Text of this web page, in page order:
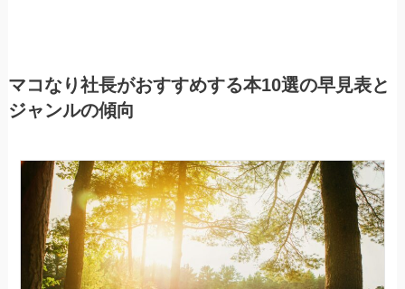
マコなり社長がおすすめする本10選の早見表と
ジャンルの傾向